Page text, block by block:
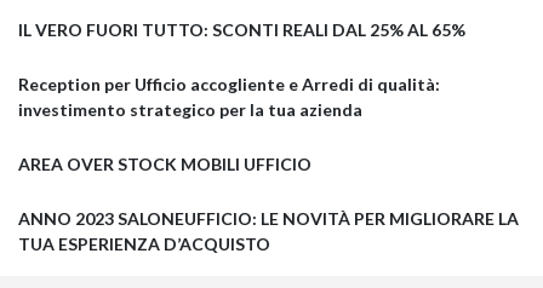
IL VERO FUORI TUTTO: SCONTI REALI DAL 25% AL 65%
Reception per Ufficio accogliente e Arredi di qualità:
investimento strategico per la tua azienda
AREA OVER STOCK MOBILI UFFICIO
ANNO 2023 SALONEUFFICIO: LE NOVITÀ PER MIGLIORARE LA
TUA ESPERIENZA D’ACQUISTO